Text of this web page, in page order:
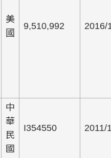
美
國
9,510,992 2016/
中
華
民
國
I354550 2011/